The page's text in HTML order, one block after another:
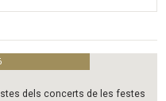
dels concerts de les festes